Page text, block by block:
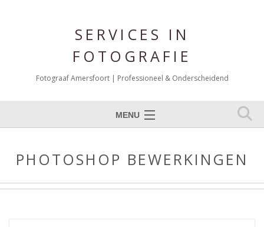
SERVICES IN
FOTOGRAFIE
Fotograaf Amersfoort | Professioneel & Onderscheidend
MENU
Portfolio Fotografie
Over mij
PHOTOSHOP BEWERKINGEN